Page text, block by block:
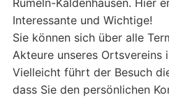
Rumeln-Kaldenhausen. Hier
Interessante und Wichtige!
Sie können sich über alle
Akteure unseres Ortsvereins
Vielleicht führt der Besuch
dass Sie den persönlichen